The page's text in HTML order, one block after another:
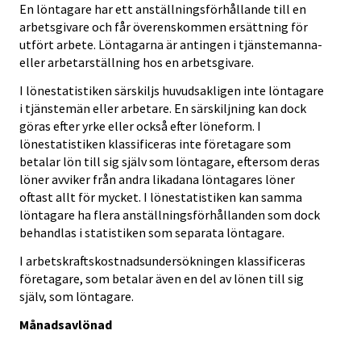
En löntagare har ett anställningsförhållande till en
arbetsgivare och får överenskommen ersättning för
utfört arbete. Löntagarna är antingen i tjänstemanna-
eller arbetarställning hos en arbetsgivare.
I lönestatistiken särskiljs huvudsakligen inte löntagare
i tjänstemän eller arbetare. En särskiljning kan dock
göras efter yrke eller också efter löneform. I
lönestatistiken klassificeras inte företagare som
betalar lön till sig själv som löntagare, eftersom deras
löner avviker från andra likadana löntagares löner
oftast allt för mycket. I lönestatistiken kan samma
löntagare ha flera anställningsförhållanden som dock
behandlas i statistiken som separata löntagare.
I arbetskraftskostnadsundersökningen klassificeras
företagare, som betalar även en del av lönen till sig
själv, som löntagare.
Månadsavlönad